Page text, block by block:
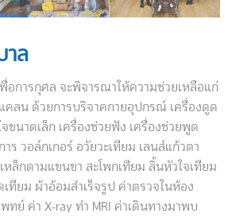
ล
กุศล จะพิจารณาให้ความช่วยเหลือแก่
คลน ด้วยการบริจาคกายอุปกรณ์ เครื่องดูด
ขนาดเล็ก เครื่องช่วยฟัง เครื่องช่วยพูด
ร วอล์กเกอร์ อวัยวะเทียม เลนส์แก้วตา
หล็กดามแขนขา สะโพกเทียม ลิ้นหัวใจเทียม
ทียม ผ้าอ้อมสำเร็จรูป ค่าตรวจในห้อง
ย์ ค่า X-ray ทำ MRI ค่าเดินทางมาพบ